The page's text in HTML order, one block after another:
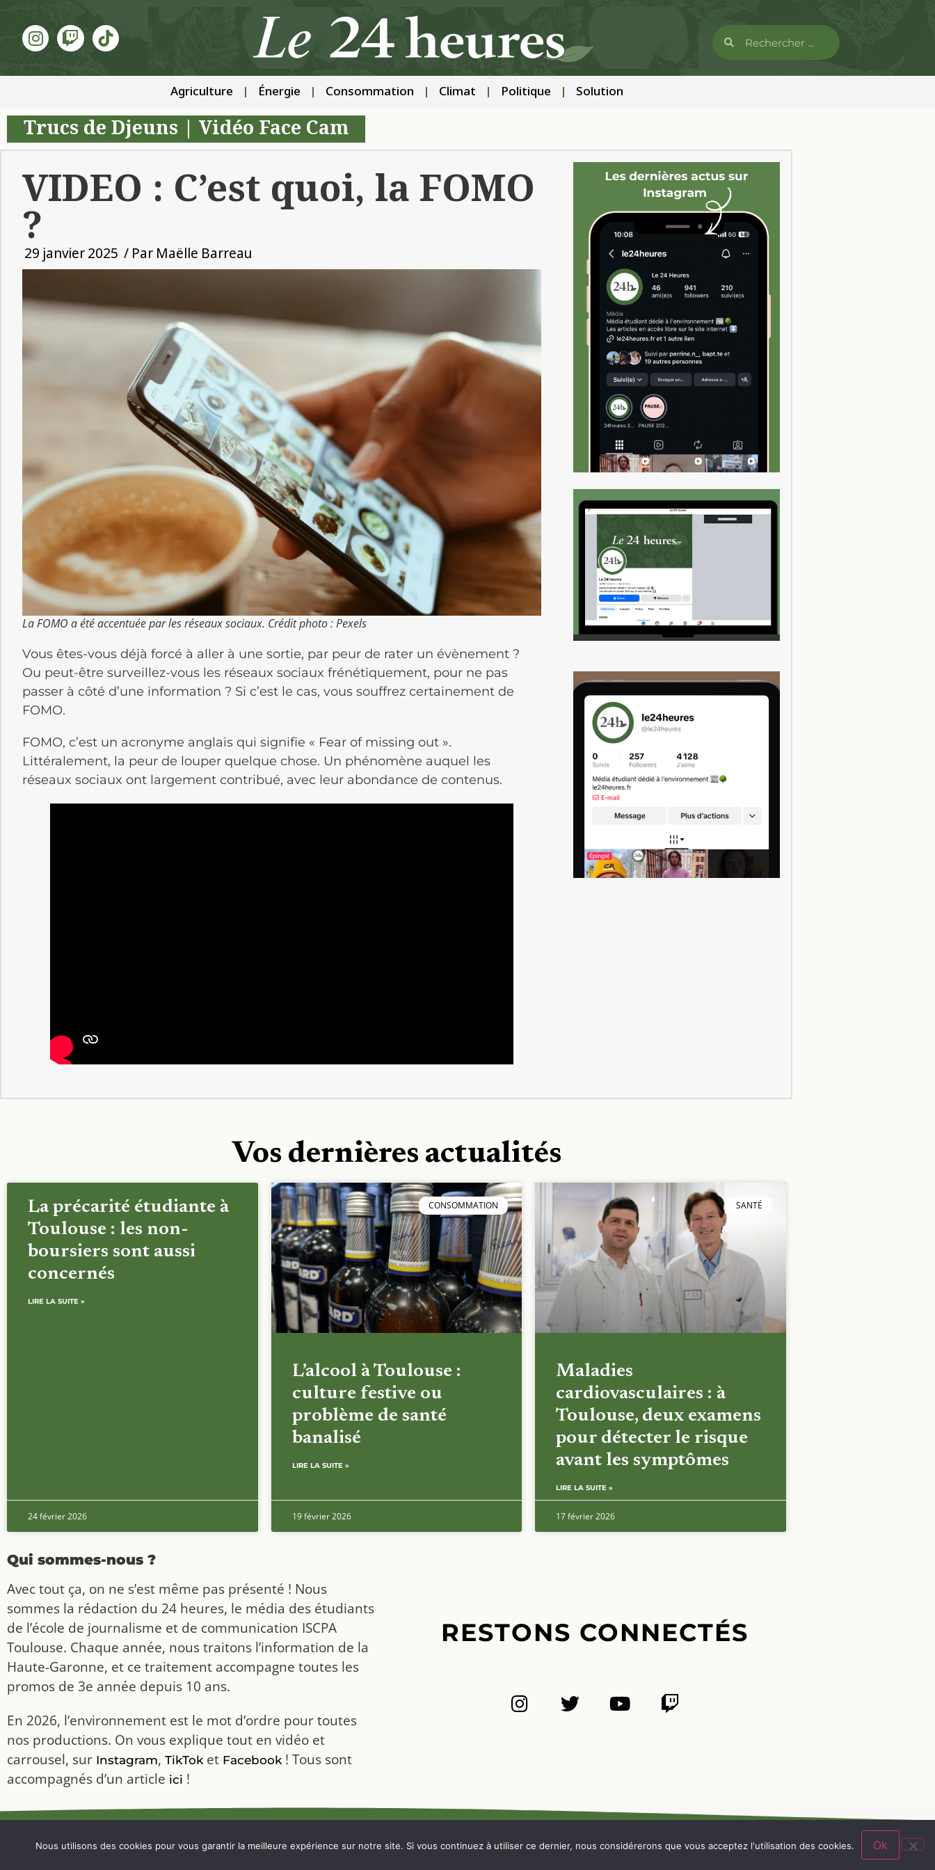
Agriculture Énergie Consommation Climat Politique Solution
Trucs de Djeuns Vidéo Face Cam
VIDEO : C’est quoi, la FOMO
?
29 janvier 2025 / Par Maëlle Barreau
La FOMO a été accentuée par les réseaux sociaux. Crédit photo : Pexels
Vous êtes-vous déjà forcé à aller à une sortie, par peur de rater un évènement ?
Ou peut-être surveillez-vous les réseaux sociaux frénétiquement, pour ne pas
passer à côté d’une information ? Si c’est le cas, vous souffrez certainement de
FOMO.
FOMO, c’est un acronyme anglais qui signifie « Fear of missing out ».
Littéralement, la peur de louper quelque chose. Un phénomène auquel les
réseaux sociaux ont largement contribué, avec leur abondance de contenus.
Vos dernières actualités
La précarité étudiante à
Toulouse : les non-
boursiers sont aussi
concernés
LIRE LA SUITE »
24 février 2026
CONSOMMATION
L’alcool à Toulouse :
culture festive ou
problème de santé
banalisé
LIRE LA SUITE »
19 février 2026
SANTÉ
Maladies
cardiovasculaires : à
Toulouse, deux examens
pour détecter le risque
avant les symptômes
LIRE LA SUITE »
17 février 2026
Qui sommes-nous ?
Avec tout ça, on ne s’est même pas présenté ! Nous
sommes la rédaction du 24 heures, le média des étudiants
de l’école de journalisme et de communication ISCPA
Toulouse. Chaque année, nous traitons l’information de la
Haute-Garonne, et ce traitement accompagne toutes les
promos de 3e année depuis 10 ans.
En 2026, l’environnement est le mot d’ordre pour toutes
nos productions. On vous explique tout en vidéo et
carrousel, sur Instagram, TikToket Facebook! Tous sont
accompagnés d’un article ici !
RESTONS CONNECTÉS
MENTIONS LÉGALES NOUS CONTACTER
Nous utilisons des cookies pour vous garantir la meilleure expérience sur notre site. Si vous continuez à utiliser ce dernier, nous considérerons que vous acceptez l'utilisation des cookies. Ok